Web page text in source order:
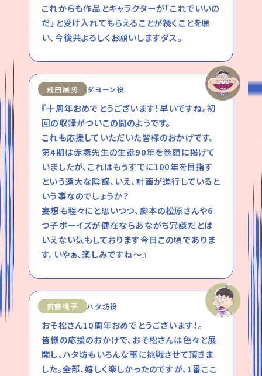
これからも作品とキャラクターが「これでいいの
だ」と受け入れてもらえることが続くことを願
い、今後共よろしくお願いしますダス。
飛田展男 ダヨーン役
『十周年おめでとうございます！早いですね。初
回の収録がついこの間のようです。
これも応援していただいた皆様のおかげです。
第4期は赤塚先生の生誕90年を巻頭に掲げて
いましたが、これはもうすでに100年を目指す
という遠大な陰謀、いえ、計画が進行していると
いう事なのでしょうか？
妄想も程々にと思いつつ、脚本の松原さんや6
つ子ボーイズが健在ならあながち冗談だとは
いえない気もしております今日この頃でありま
す。いやぁ、楽しみですね～』
斎藤桃子 ハタ坊役
おそ松さん10周年おめでとうございます！。
皆様の応援のおかげで、おそ松さんは色々と展
開し、ハタ坊もいろんな事に挑戦させて頂きま
した。全部、嬉しく楽しかったのですが、1番ここ